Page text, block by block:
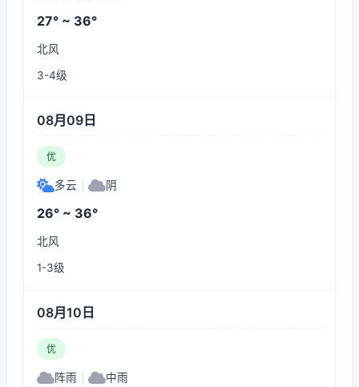
27° ~ 36°
北风
3-4级
08月09日
优
多云 阴
26° ~ 36°
北风
1-3级
08月10日
优
阵雨 中雨